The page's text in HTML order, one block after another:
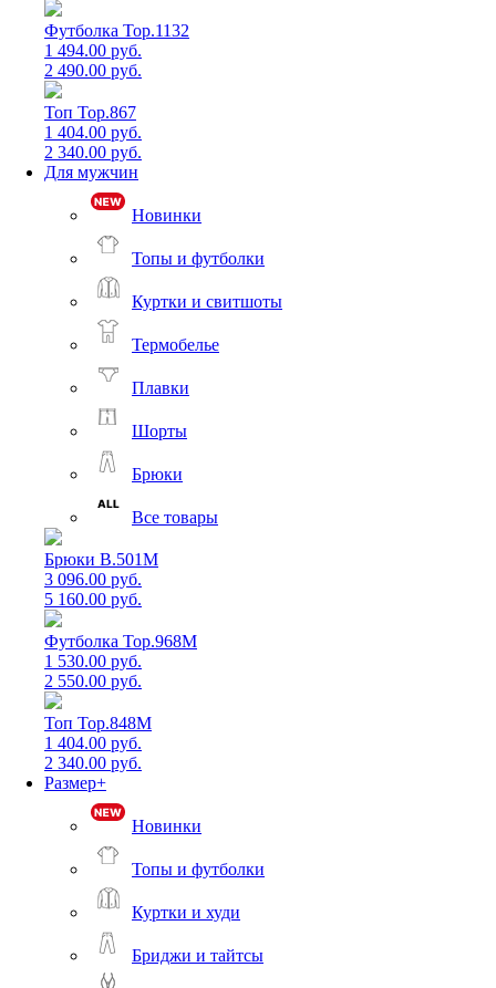
Футболка Top.1132
1 494.00 руб.
2 490.00 руб.
Топ Top.867
1 404.00 руб.
2 340.00 руб.
Для мужчин
Новинки
Топы и футболки
Куртки и свитшоты
Термобелье
Плавки
Шорты
Брюки
Все товары
Брюки B.501M
3 096.00 руб.
5 160.00 руб.
Футболка Top.968M
1 530.00 руб.
2 550.00 руб.
Топ Top.848M
1 404.00 руб.
2 340.00 руб.
Размер+
Новинки
Топы и футболки
Куртки и худи
Бриджи и тайтсы